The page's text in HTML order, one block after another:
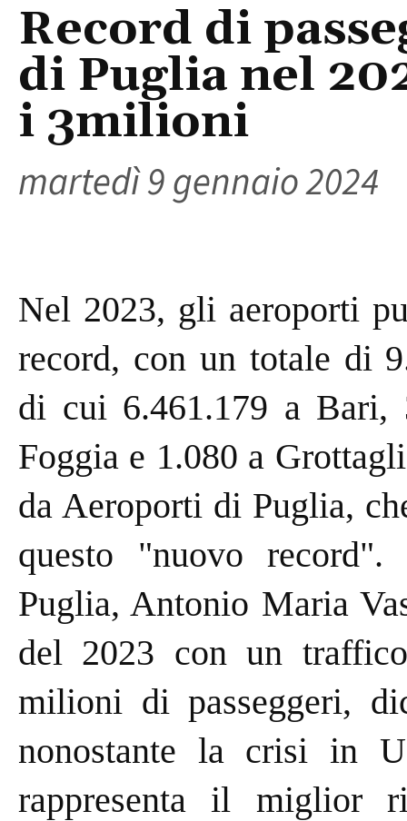
Record di
di Puglia nel
i 3milioni
martedì 9 gennaio 2024
Nel 2023, gli aeroporti
record, con un totale di
di cui 6.461.179 a Bari,
Foggia e 1.080 a
da Aeroporti di Puglia,
questo "nuovo
Puglia, Antonio Maria
del 2023 con un
milioni di passeggeri,
nonostante la crisi in
rappresenta il miglior